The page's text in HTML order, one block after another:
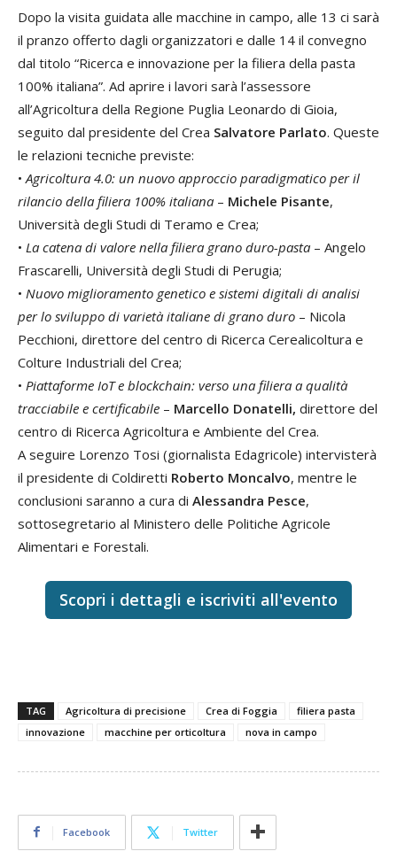
Dopo la visita guidata alle macchine in campo, alle 13 ci sarà
il pranzo offerto dagli organizzatori e dalle 14 il convegno
dal titolo “Ricerca e innovazione per la filiera della pasta
100% italiana”. Ad aprire i lavori sarà l’assessore
all’Agricoltura della Regione Puglia Leonardo di Gioia,
seguito dal presidente del Crea Salvatore Parlato. Queste
le relazioni tecniche previste:
• Agricoltura 4.0: un nuovo approccio paradigmatico per il
rilancio della filiera 100% italiana – Michele Pisante,
Università degli Studi di Teramo e Crea;
• La catena di valore nella filiera grano duro-pasta – Angelo
Frascarelli, Università degli Studi di Perugia;
• Nuovo miglioramento genetico e sistemi digitali di analisi
per lo sviluppo di varietà italiane di grano duro – Nicola
Pecchioni, direttore del centro di Ricerca Cerealicoltura e
Colture Industriali del Crea;
• Piattaforme IoT e blockchain: verso una filiera a qualità
tracciabile e certificabile – Marcello Donatelli, direttore del
centro di Ricerca Agricoltura e Ambiente del Crea.
A seguire Lorenzo Tosi (giornalista Edagricole) intervisterà
il presidente di Coldiretti Roberto Moncalvo, mentre le
conclusioni saranno a cura di Alessandra Pesce,
sottosegretario al Ministero delle Politiche Agricole
Alimentari e Forestali.
Scopri i dettagli e iscriviti all'evento
TAG Agricoltura di precisione Crea di Foggia
filiera pasta
innovazione
macchine per orticoltura nova in campo
Facebook Twitter